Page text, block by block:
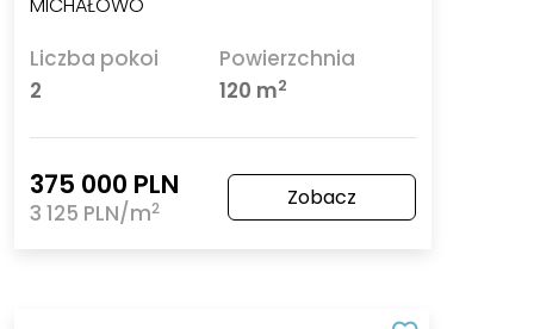
Liczba pokoi
2
Powierzchnia
120 m2
375 000 PLN
3 125 PLN/m2 Zobacz